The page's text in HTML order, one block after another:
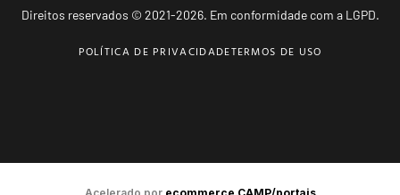
Direitos reservados © 2021-2026. Em conformidade com a LGPD.
POLÍTICA DE PRIVACIDADETERMOS DE USO